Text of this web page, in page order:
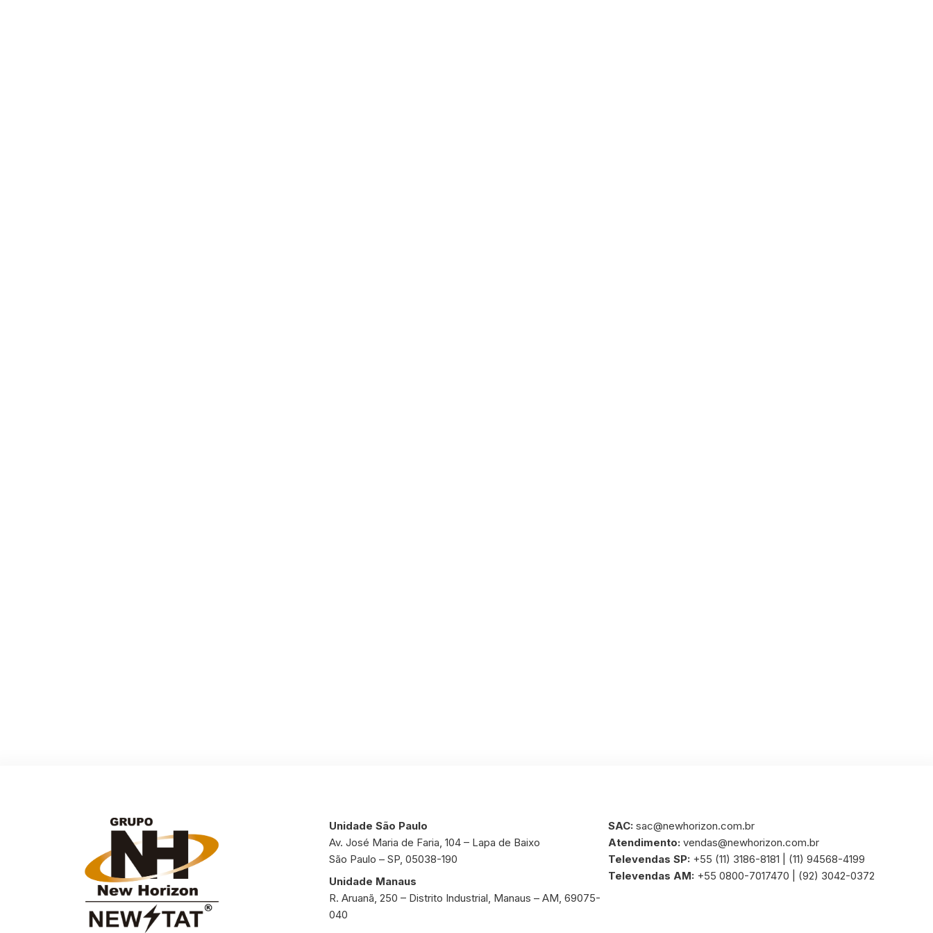
Unidade São Paulo
Av. José Maria de Faria, 104 – Lapa de Baixo
São Paulo – SP, 05038-190
Unidade Manaus
R. Aruanã, 250 – Distrito Industrial, Manaus – AM, 69075-
040
SAC: sac@newhorizon.com.br
Atendimento: vendas@newhorizon.com.br
Televendas SP: +55 (11) 3186-8181 | (11) 94568-4199
Televendas AM: +55 0800-7017470 | (92) 3042-0372